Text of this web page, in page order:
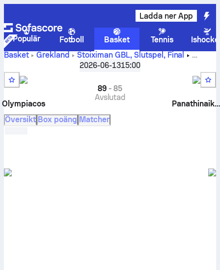
Ladda ner App
Populär Fotboll Basket Tennis
Basket
Grekland Stoiximan GBL, Slutspel , Final
Olympiacos BC vs Panathinaikos BC liveresultat, inbördes
möten, spelschema, tippade resultat och statistik
2026-06-1315:00
Olympiacos
89-85
Avslutad
Panathinaikos
Översikt Box poäng Matcher